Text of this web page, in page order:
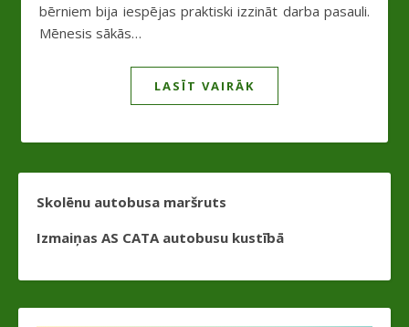
bērniem bija iespējas praktiski izzināt darba pasauli.
Mēnesis sākās…
LASĪT VAIRĀK
Skolēnu autobusa maršruts
Izmaiņas AS CATA autobusu kustībā